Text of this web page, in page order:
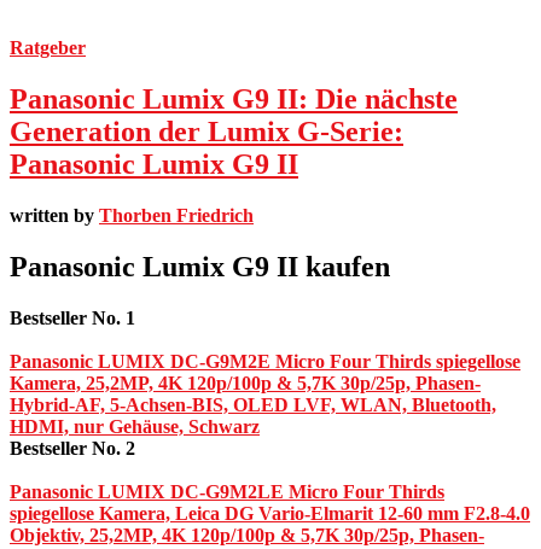
Ratgeber
Panasonic Lumix G9 II: Die nächste
Generation der Lumix G-Serie:
Panasonic Lumix G9 II
written by Thorben Friedrich
Panasonic Lumix G9 II kaufen
Bestseller No. 1
Panasonic LUMIX DC-G9M2E Micro Four Thirds spiegellose
Kamera, 25,2MP, 4K 120p/100p & 5,7K 30p/25p, Phasen-
Hybrid-AF, 5-Achsen-BIS, OLED LVF, WLAN, Bluetooth,
HDMI, nur Gehäuse, Schwarz
Bestseller No. 2
Panasonic LUMIX DC-G9M2LE Micro Four Thirds
spiegellose Kamera, Leica DG Vario-Elmarit 12-60 mm F2.8-4.0
Objektiv, 25,2MP, 4K 120p/100p & 5,7K 30p/25p, Phasen-